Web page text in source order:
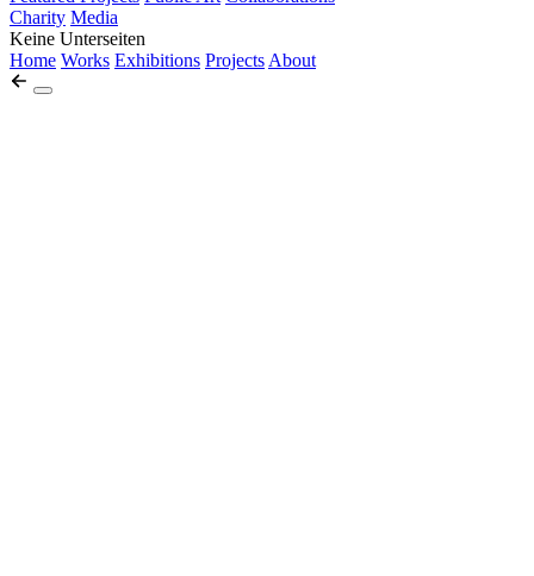
Charity Media
Keine Unterseiten
Home Works Exhibitions Projects About